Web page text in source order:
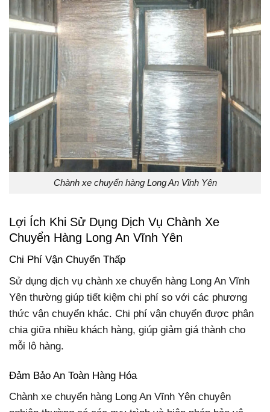
Chành xe chuyển hàng Long An Vĩnh Yên
Lợi Ích Khi Sử Dụng Dịch Vụ Chành Xe
Chuyển Hàng Long An Vĩnh Yên
Chi Phí Vận Chuyển Thấp
Sử dụng dịch vụ chành xe chuyển hàng Long An Vĩnh
Yên thường giúp tiết kiệm chi phí so với các phương
thức vận chuyển khác. Chi phí vận chuyển được phân
chia giữa nhiều khách hàng, giúp giảm giá thành cho
mỗi lô hàng.
Đảm Bảo An Toàn Hàng Hóa
Chành xe chuyển hàng Long An Vĩnh Yên chuyên